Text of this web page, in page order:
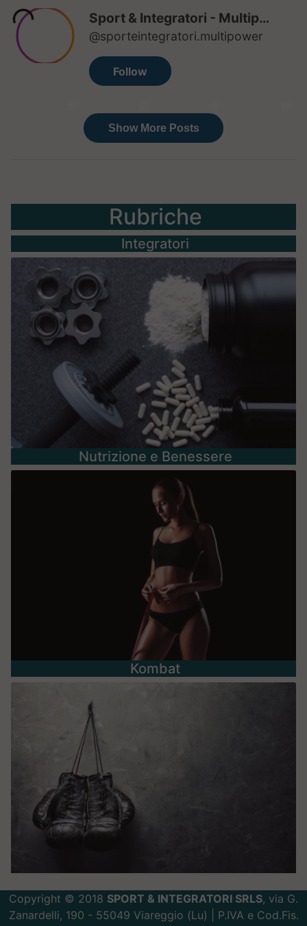
Rubriche
Integratori
Nutrizione e Benessere
Kombat
Copyright © 2018 SPORT & INTEGRATORI SRLS, via G.
Zanardelli, 190 - 55049 Viareggio (Lu) | P.IVA e Cod.Fis.